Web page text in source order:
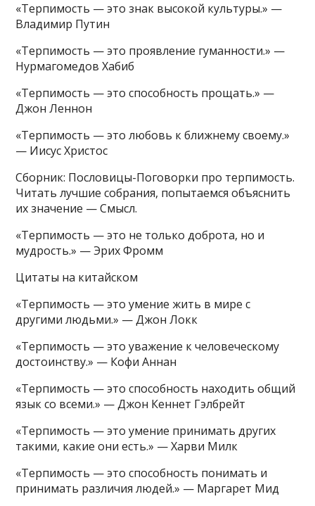
«Терпимость — это знак высокой культуры.» —
Владимир Путин
«Терпимость — это проявление гуманности.» —
Нурмагомедов Хабиб
«Терпимость — это способность прощать.» —
Джон Леннон
«Терпимость — это любовь к ближнему своему.»
— Иисус Христос
Сборник: Пословицы-Поговорки про терпимость.
Читать лучшие собрания, попытаемся объяснить
их значение — Смысл.
«Терпимость — это не только доброта, но и
мудрость.» — Эрих Фромм
Цитаты на китайском
«Терпимость — это умение жить в мире с
другими людьми.» — Джон Локк
«Терпимость — это уважение к человеческому
достоинству.» — Кофи Аннан
«Терпимость — это способность находить общий
язык со всеми.» — Джон Кеннет Гэлбрейт
«Терпимость — это умение принимать других
такими, какие они есть.» — Харви Милк
«Терпимость — это способность понимать и
принимать различия людей.» — Маргарет Мид